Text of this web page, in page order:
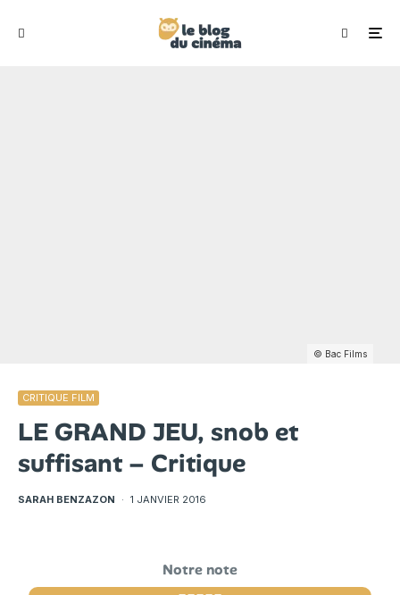
© Bac Films
CRITIQUE FILM
LE GRAND JEU, snob et
suffisant – Critique
SARAH BENZAZON · 1 JANVIER 2016